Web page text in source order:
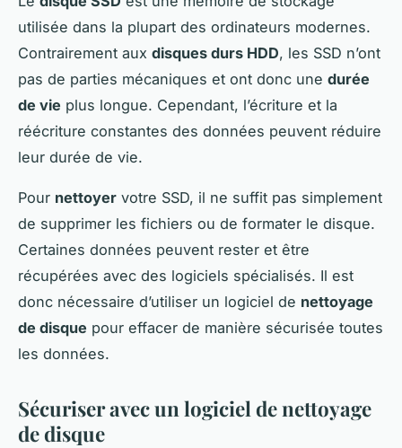
utilisée dans la plupart des ordinateurs modernes.
Contrairement aux disques durs HDD, les SSD n’ont
pas de parties mécaniques et ont donc une durée
de vie plus longue. Cependant, l’écriture et la
réécriture constantes des données peuvent réduire
leur durée de vie.
Pour nettoyer votre SSD, il ne suffit pas simplement
de supprimer les fichiers ou de formater le disque.
Certaines données peuvent rester et être
récupérées avec des logiciels spécialisés. Il est
donc nécessaire d’utiliser un logiciel de nettoyage
de disque pour effacer de manière sécurisée toutes
les données.
Sécuriser avec un logiciel de nettoyage
de disque